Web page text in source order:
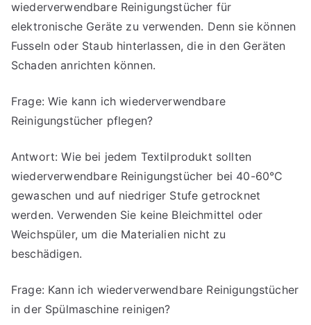
wiederverwendbare Reinigungstücher für
elektronische Geräte zu verwenden. Denn sie können
Fusseln oder Staub hinterlassen, die in den Geräten
Schaden anrichten können.
Frage: Wie kann ich wiederverwendbare
Reinigungstücher pflegen?
Antwort: Wie bei jedem Textilprodukt sollten
wiederverwendbare Reinigungstücher bei 40-60°C
gewaschen und auf niedriger Stufe getrocknet
werden. Verwenden Sie keine Bleichmittel oder
Weichspüler, um die Materialien nicht zu
beschädigen.
Frage: Kann ich wiederverwendbare Reinigungstücher
in der Spülmaschine reinigen?